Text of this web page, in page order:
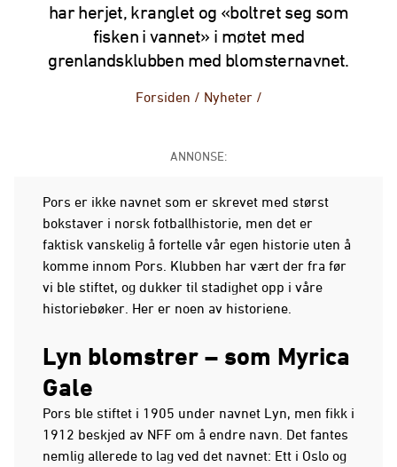
har herjet, kranglet og «boltret seg som
fisken i vannet» i møtet med
grenlandsklubben med blomsternavnet.
Forsiden / Nyheter /
ANNONSE:
Pors er ikke navnet som er skrevet med størst
bokstaver i norsk fotballhistorie, men det er
faktisk vanskelig å fortelle vår egen historie uten å
komme innom Pors. Klubben har vært der fra før
vi ble stiftet, og dukker til stadighet opp i våre
historiebøker. Her er noen av historiene.
Lyn blomstrer – som Myrica
Gale
Pors ble stiftet i 1905 under navnet Lyn, men fikk i
1912 beskjed av NFF om å endre navn. Det fantes
nemlig allerede to lag ved det navnet: Ett i Oslo og